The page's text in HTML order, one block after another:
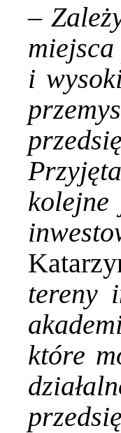
–
i
kolejne
tereny
które